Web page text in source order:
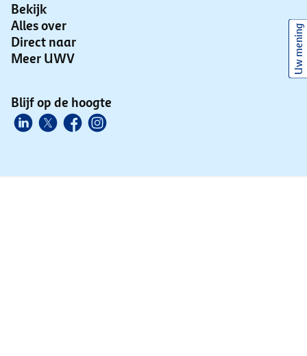
Bekijk
Alles over
Direct naar
Meer UWV
Blijf op de hoogte
Uw mening